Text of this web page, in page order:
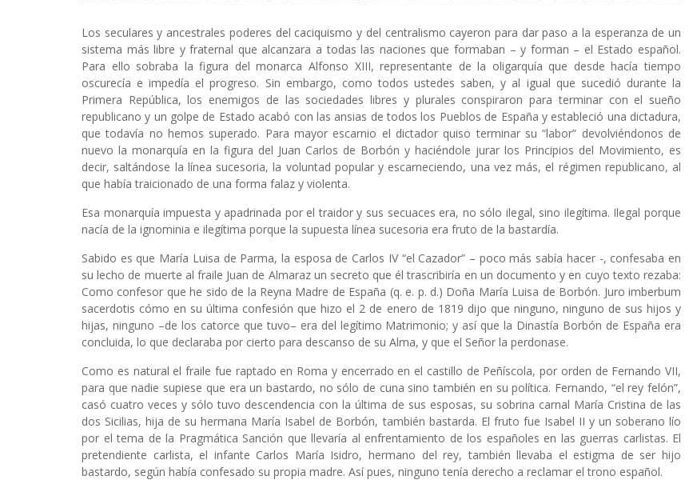
Los seculares y ancestrales poderes del caciquismo y del centralismo cayeron para dar paso a la esperanza de un
sistema más libre y fraternal que alcanzara a todas las naciones que formaban – y forman – el Estado español.
Para ello sobraba la figura del monarca Alfonso XIII, representante de la oligarquía que desde hacía tiempo
oscurecía e impedía el progreso. Sin embargo, como todos ustedes saben, y al igual que sucedió durante la
Primera República, los enemigos de las sociedades libres y plurales conspiraron para terminar con el sueño
republicano y un golpe de Estado acabó con las ansias de todos los Pueblos de España y estableció una dictadura,
que todavía no hemos superado. Para mayor escarnio el dictador quiso terminar su “labor” devolviéndonos de
nuevo la monarquía en la figura del Juan Carlos de Borbón y haciéndole jurar los Principios del Movimiento, es
decir, saltándose la línea sucesoria, la voluntad popular y escarneciendo, una vez más, el régimen republicano, al
que había traicionado de una forma falaz y violenta.
Esa monarquía impuesta y apadrinada por el traidor y sus secuaces era, no sólo ilegal, sino ilegítima. Ilegal porque
nacía de la ignominia e ilegítima porque la supuesta línea sucesoria era fruto de la bastardía.
Sabido es que María Luisa de Parma, la esposa de Carlos IV “el Cazador” – poco más sabía hacer -, confesaba en
su lecho de muerte al fraile Juan de Almaraz un secreto que él trascribiría en un documento y en cuyo texto rezaba:
Como confesor que he sido de la Reyna Madre de España (q. e. p. d.) Doña María Luisa de Borbón. Juro imberbum
sacerdotis cómo en su última confesión que hizo el 2 de enero de 1819 dijo que ninguno, ninguno de sus hijos y
hijas, ninguno –de los catorce que tuvo– era del legítimo Matrimonio; y así que la Dinastía Borbón de España era
concluida, lo que declaraba por cierto para descanso de su Alma, y que el Señor la perdonase.
Como es natural el fraile fue raptado en Roma y encerrado en el castillo de Peñíscola, por orden de Fernando VII,
para que nadie supiese que era un bastardo, no sólo de cuna sino también en su política. Fernando, “el rey felón”,
casó cuatro veces y sólo tuvo descendencia con la última de sus esposas, su sobrina carnal María Cristina de las
dos Sicilias, hija de su hermana María Isabel de Borbón, también bastarda. El fruto fue Isabel II y un soberano lío
por el tema de la Pragmática Sanción que llevaría al enfrentamiento de los españoles en las guerras carlistas. El
pretendiente carlista, el infante Carlos María Isidro, hermano del rey, también llevaba el estigma de ser hijo
bastardo, según había confesado su propia madre. Así pues, ninguno tenía derecho a reclamar el trono español.